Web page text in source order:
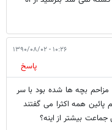
۱۰:۲۶ - ۱۳۹۰/۰۸/۰۲
پاسخ
بچه ها شده بود با سر
پائین همه اکثرا می گفتند
بیشتر از اینه؟